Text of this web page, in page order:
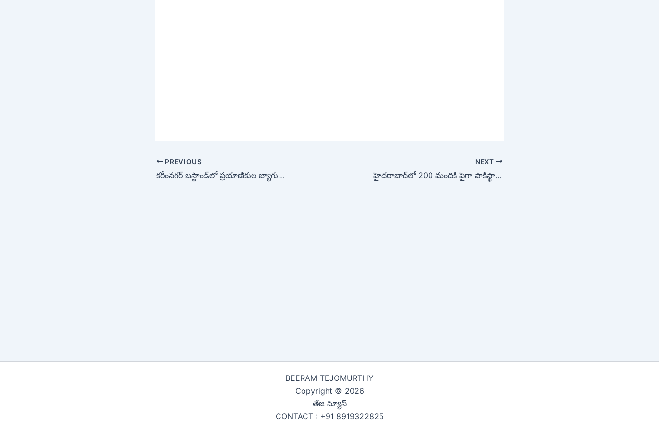
PREVIOUS
కరీంనగర్ బస్టాండ్‌లో ప్రయాణికుల బ్యాగులు దొంగిలిస్తున్న వ్యక్తి
NEXT
హైదరాబాద్‌లో 200 మందికి పైగా పాకిస్థానీయులు
BEERAM TEJOMURTHY
Copyright © 2026
తేజ న్యూస్
CONTACT : +91 8919322825